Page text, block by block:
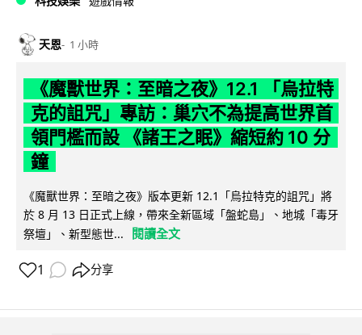
天恩 1 小時
《魔獸世界：至暗之夜》12.1 「烏拉特
克的詛咒」專訪：巢穴不為提高世界首
領門檻而設 《諸王之眠》縮短約 10 分
鐘
《魔獸世界：至暗之夜》版本更新 12.1「烏拉特克的詛咒」將
於 8 月 13 日正式上線，帶來全新區域「盤蛇島」、地城「毒牙
祭壇」、新型態世...
閱讀全文
1 分享